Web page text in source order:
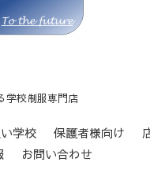
学校制服専門店
学校 保護者様向け
お問い合わせ